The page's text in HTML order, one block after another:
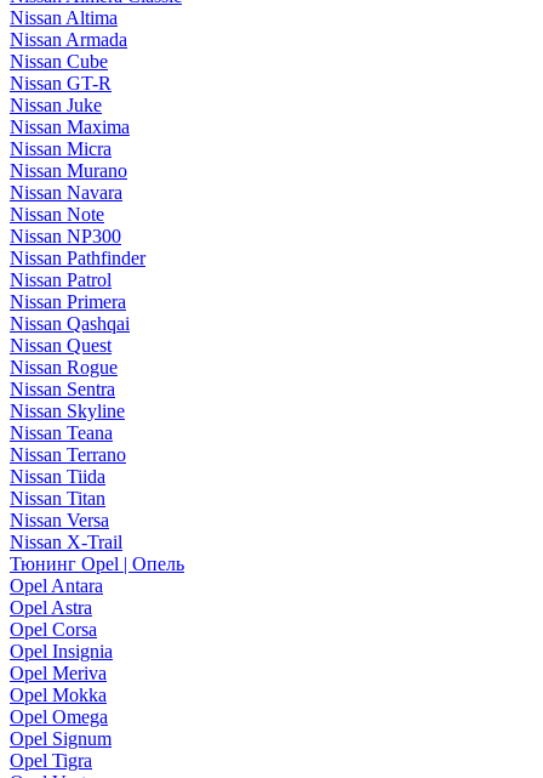
Nissan Altima
Nissan Armada
Nissan Cube
Nissan GT-R
Nissan Juke
Nissan Maxima
Nissan Micra
Nissan Murano
Nissan Navara
Nissan Note
Nissan NP300
Nissan Pathfinder
Nissan Patrol
Nissan Primera
Nissan Qashqai
Nissan Quest
Nissan Rogue
Nissan Sentra
Nissan Skyline
Nissan Teana
Nissan Terrano
Nissan Tiida
Nissan Titan
Nissan Versa
Nissan X-Trail
Тюнинг Opel | Опель
Opel Antara
Opel Astra
Opel Corsa
Opel Insignia
Opel Meriva
Opel Mokka
Opel Omega
Opel Signum
Opel Tigra